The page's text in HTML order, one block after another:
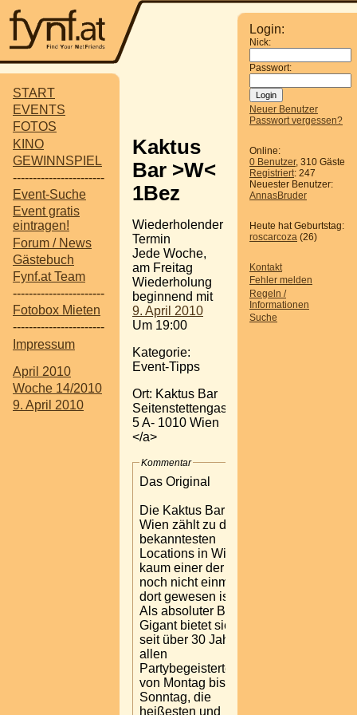
START
EVENTS
FOTOS
KINO
GEWINNSPIEL
-----------------------
Event-Suche
Event gratis
eintragen!
Forum / News
Gästebuch
Fynf.at Team
-----------------------
Fotobox Mieten
-----------------------
Impressum
April 2010
Woche 14/2010
9. April 2010
Login:
Nick:
Passwort:
Neuer Benutzer
Passwort vergessen?
Online:
0 Benutzer, 310 Gäste
Registriert: 247
Neuester Benutzer:
AnnasBruder
Heute hat Geburtstag:
roscarcoza (26)
Kontakt
Fehler melden
Regeln /
Informationen
Suche
Kaktus
Bar >W<
1Bez
Wiederholender
Termin
Jede Woche,
am Freitag
Wiederholung
beginnend mit
9. April 2010
Um 19:00
Kategorie:
Event-Tipps
Ort: Kaktus Bar
Seitenstettengasse
5 A- 1010 Wien
</a>
Kommentar
Das Original
Die Kaktus Bar in
Wien zählt zu den
bekanntesten
Locations in Wien-
kaum einer der
noch nicht einmal
dort gewesen ist.
Als absoluter Bar-
Gigant bietet sie
seit über 30 Jahren
allen
Partybegeisterten,
von Montag bis
Sonntag, die
heißesten und